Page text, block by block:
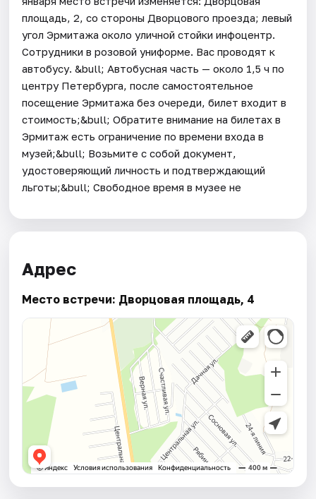
площадь, 2, со стороны Дворцового проезда; левый
угол Эрмитажа около уличной стойки инфоцентр.
Сотрудники в розовой униформе. Вас проводят к
автобусу. &bull; Автобусная часть — около 1,5 ч по
центру Петербурга, после самостоятельное
посещение Эрмитажа без очереди, билет входит в
стоимость;&bull; Обратите внимание на билетах в
Эрмитаж есть ограничение по времени входа в
музей;&bull; Возьмите с собой документ,
удостоверяющий личность и подтверждающий
льготы;&bull; Свободное время в музее не
Адрес
Место встречи: Дворцовая площадь, 4